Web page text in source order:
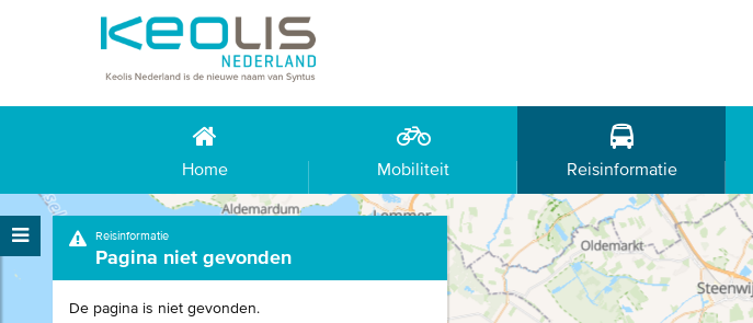
Home Mobiliteit Reisinformatie
Reisinformatie
Pagina niet gevonden
De pagina is niet gevonden.